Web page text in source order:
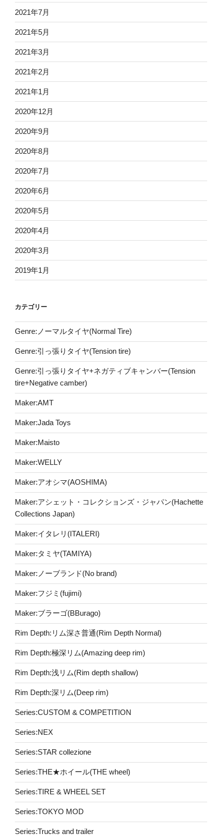
2021年7月
2021年5月
2021年3月
2021年2月
2021年1月
2020年12月
2020年9月
2020年8月
2020年7月
2020年6月
2020年5月
2020年4月
2020年3月
2019年1月
カテゴリー
Genre:ノーマルタイヤ(Normal Tire)
Genre:引っ張りタイヤ(Tension tire)
Genre:引っ張りタイヤ+ネガティブキャンバー(Tension
tire+Negative camber)
Maker:AMT
Maker:Jada Toys
Maker:Maisto
Maker:WELLY
Maker:アオシマ(AOSHIMA)
Maker:アシェット・コレクションズ・ジャパン(Hachette
Collections Japan)
Maker:イタレリ(ITALERI)
Maker:タミヤ(TAMIYA)
Maker:ノーブランド(No brand)
Maker:フジミ(fujimi)
Maker:ブラーゴ(BBurago)
Rim Depth:リム深さ普通(Rim Depth Normal)
Rim Depth:極深リム(Amazing deep rim)
Rim Depth:浅リム(Rim depth shallow)
Rim Depth:深リム(Deep rim)
Series:CUSTOM & COMPETITION
Series:NEX
Series:STAR collezione
Series:THE★ホイール(THE wheel)
Series:TIRE & WHEEL SET
Series:TOKYO MOD
Series:Trucks and trailer